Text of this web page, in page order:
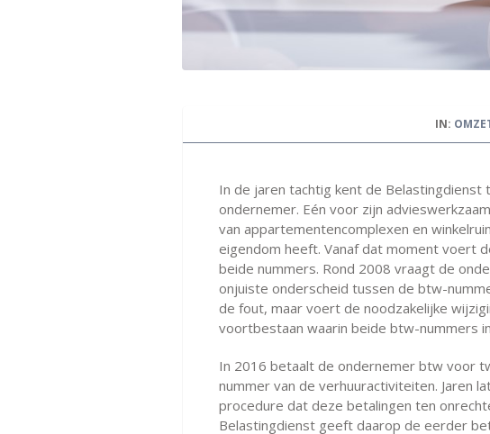
IN:
In de jaren tachtig kent de
ondernemer. Eén voor zijn
van appartementencomplexen en
eigendom heeft. Vanaf dat moment voert
beide nummers. Rond 2008 vraagt de
onjuiste onderscheid tussen de btw-
de fout, maar voert de noodzakelijke
voortbestaan waarin beide btw-nummers
In 2016 betaalt de ondernemer btw voor
nummer van de verhuuractiviteiten. Jaren
procedure dat deze betalingen ten
Belastingdienst geeft daarop de eerder